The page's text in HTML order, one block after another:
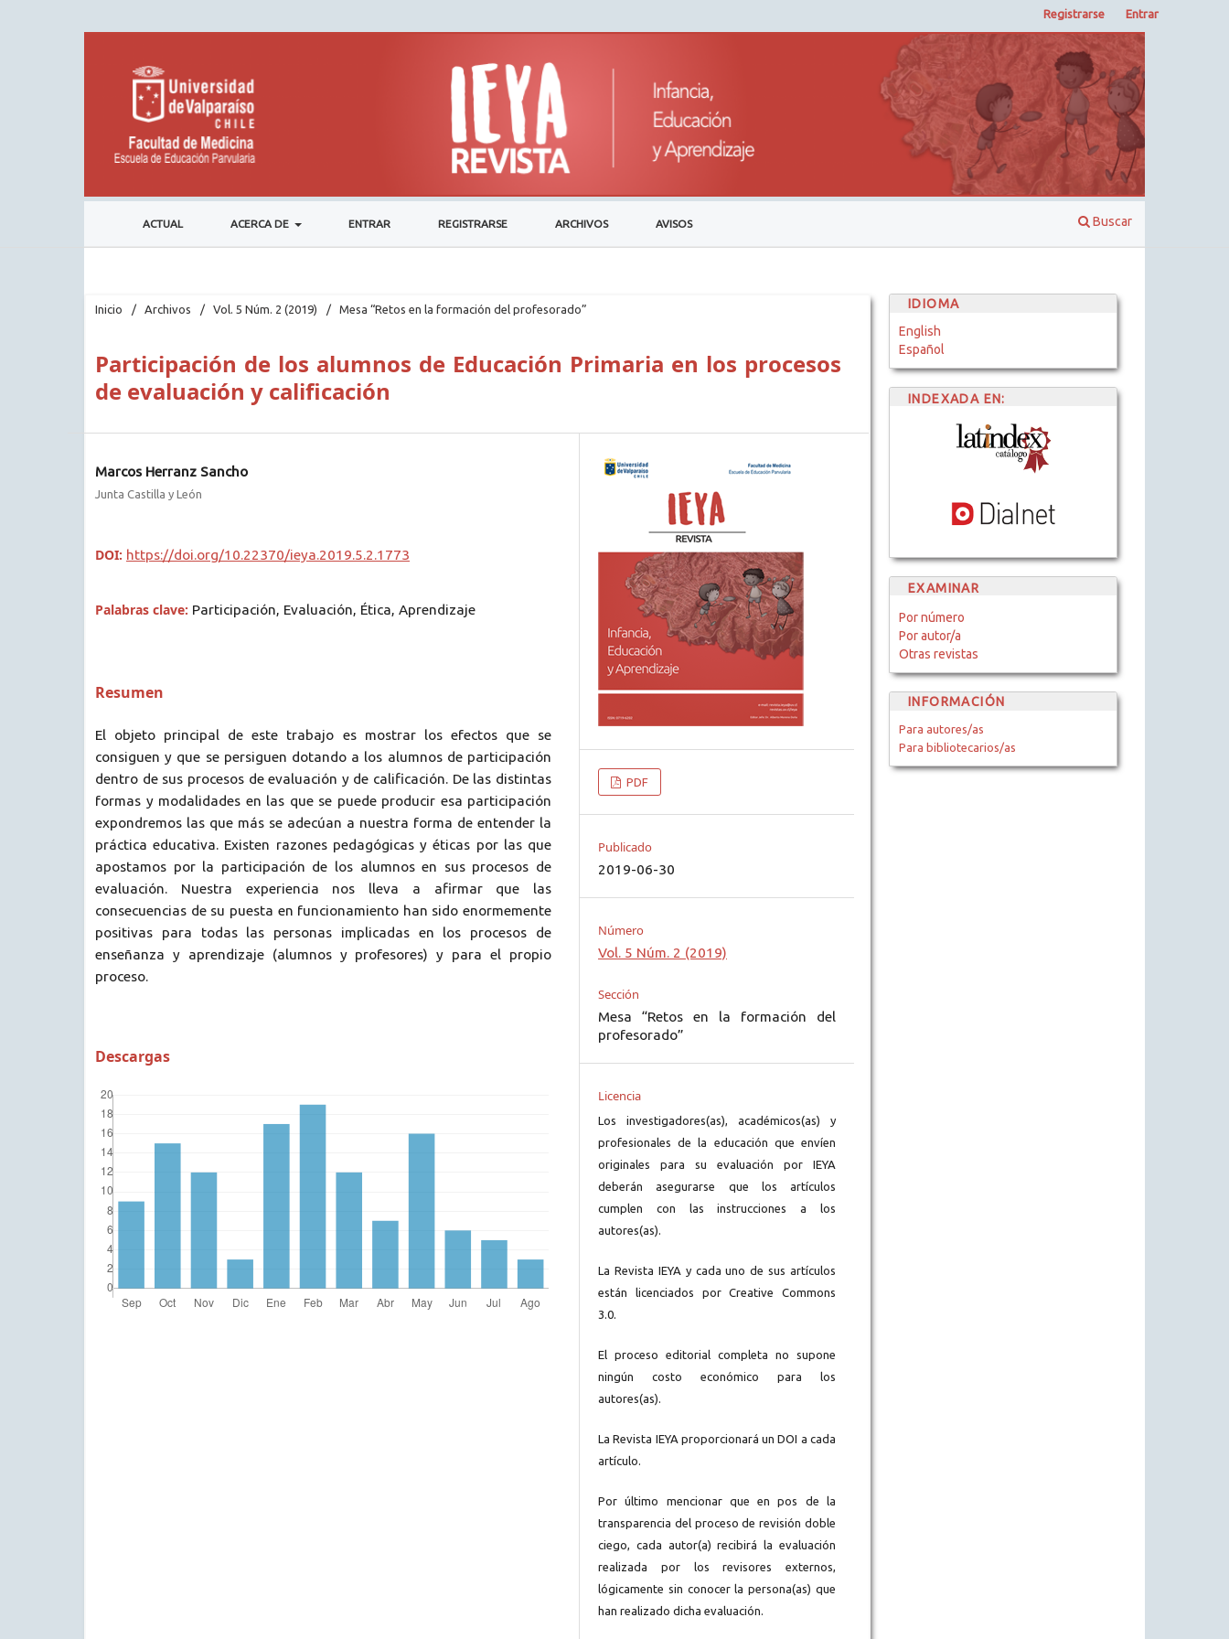
ACTUAL ACERCA DE ENTRAR REGISTRARSE ARCHIVOS AVISOS Buscar
Registrarse Entrar
Inicio / Archivos / Vol. 5 Núm. 2 (2019) / Mesa “Retos en la formación del profesorado”
Participación de los alumnos de Educación Primaria en los procesos
de evaluación y calificación
Marcos Herranz Sancho
Junta Castilla y León
DOI: https://doi.org/10.22370/ieya.2019.5.2.1773
Palabras clave: Participación, Evaluación, Ética, Aprendizaje
Resumen
El objeto principal de este trabajo es mostrar los efectos que se
consiguen y que se persiguen dotando a los alumnos de participación
dentro de sus procesos de evaluación y de calificación. De las distintas
formas y modalidades en las que se puede producir esa participación
expondremos las que más se adecúan a nuestra forma de entender la
práctica educativa. Existen razones pedagógicas y éticas por las que
apostamos por la participación de los alumnos en sus procesos de
evaluación. Nuestra experiencia nos lleva a afirmar que las
consecuencias de su puesta en funcionamiento han sido enormemente
positivas para todas las personas implicadas en los procesos de
enseñanza y aprendizaje (alumnos y profesores) y para el propio
proceso.
Descargas
PDF
Publicado
2019-06-30
Número
Vol. 5 Núm. 2 (2019)
Sección
Mesa “Retos en la formación del
profesorado”
Licencia
Los investigadores(as), académicos(as) y
profesionales de la educación que envíen
originales para su evaluación por IEYA
deberán asegurarse que los artículos
cumplen con las instrucciones a los
autores(as).
La Revista IEYA y cada uno de sus artículos
están licenciados por Creative Commons
3.0.
El proceso editorial completa no supone
ningún costo económico para los
autores(as).
La Revista IEYA proporcionará un DOI a cada
artículo.
Por último mencionar que en pos de la
transparencia del proceso de revisión doble
ciego, cada autor(a) recibirá la evaluación
realizada por los revisores externos,
lógicamente sin conocer la persona(as) que
han realizado dicha evaluación.
IDIOMA
English
Español
INDEXADA EN:
EXAMINAR
Por número
Por autor/a
Otras revistas
INFORMACIÓN
Para autores/as
Para bibliotecarios/as